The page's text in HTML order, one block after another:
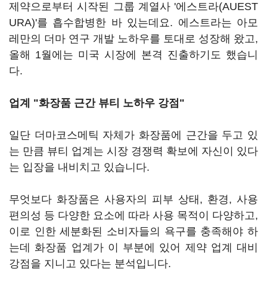
제약으로부터 시작된 그룹 계열사 '에스트라(AUEST
URA)'를 흡수합병한 바 있는데요. 에스트라는 아모
레만의 더마 연구 개발 노하우를 토대로 성장해 왔고,
올해 1월에는 미국 시장에 본격 진출하기도 했습니
다.
업계 "화장품 근간 뷰티 노하우 강점"
일단 더마코스메틱 자체가 화장품에 근간을 두고 있
는 만큼 뷰티 업계는 시장 경쟁력 확보에 자신이 있다
는 입장을 내비치고 있습니다.
무엇보다 화장품은 사용자의 피부 상태, 환경, 사용
편의성 등 다양한 요소에 따라 사용 목적이 다양하고,
이로 인한 세분화된 소비자들의 욕구를 충족해야 하
는데 화장품 업계가 이 부분에 있어 제약 업계 대비
강점을 지니고 있다는 분석입니다.